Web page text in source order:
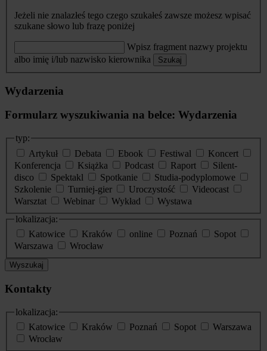
Jeżeli nie znalazłeś tego czego szukałeś zawsze możesz wpisać
szukane słowo lub frazę poniżej
Wpisz fragment nazwy projektu
albo imię i/lub nazwisko kierownika
Szukaj
Wydarzenia
Formularz wyszukiwania na belce: Wydarzenia
typ:
Artykuł
Debata Ebook Festiwal
Koncert
Konferencja
Książka Podcast Raport
Silent-
disco
Spektakl Spotkanie
Studia-podyplomowe
Szkolenie
Turniej-gier Uroczystość
Videocast
Warsztat
Webinar Wykład
Wystawa
lokalizacja:
Katowice
Kraków online Poznań
Sopot
Warszawa
Wrocław
Wyszukaj
Kontakty
lokalizacja:
Katowice
Kraków Poznań Sopot
Warszawa
Wrocław